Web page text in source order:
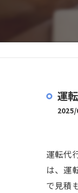
運
運転代
は、運
で見積